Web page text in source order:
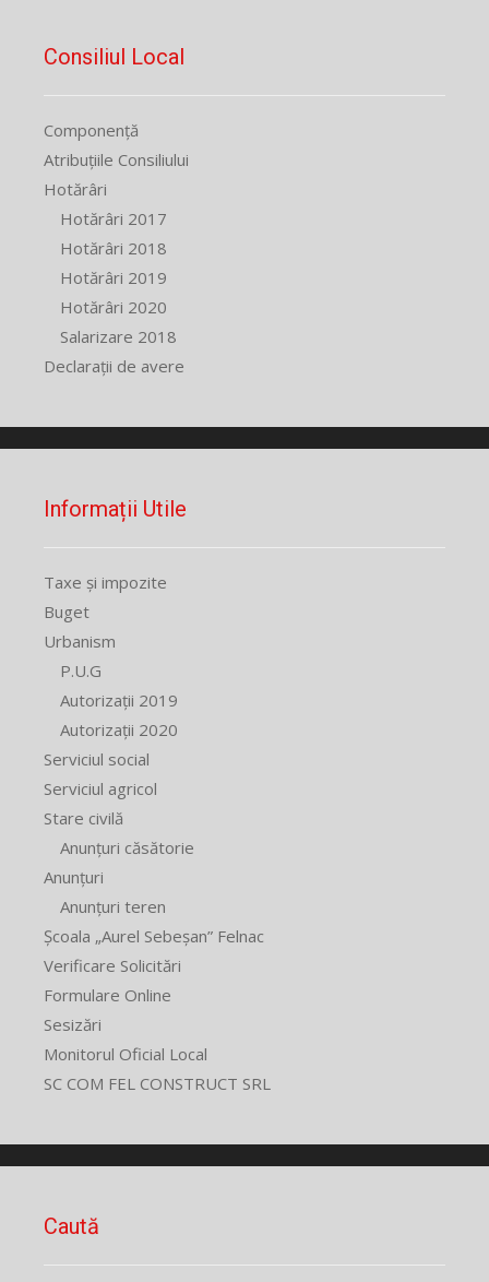
Consiliul Local
Componență
Atribuțiile Consiliului
Hotărâri
Hotărâri 2017
Hotărâri 2018
Hotărâri 2019
Hotărâri 2020
Salarizare 2018
Declarații de avere
Informații Utile
Taxe și impozite
Buget
Urbanism
P.U.G
Autorizații 2019
Autorizații 2020
Serviciul social
Serviciul agricol
Stare civilă
Anunțuri căsătorie
Anunțuri
Anunțuri teren
Școala „Aurel Sebeșan” Felnac
Verificare Solicitări
Formulare Online
Sesizări
Monitorul Oficial Local
SC COM FEL CONSTRUCT SRL
Caută